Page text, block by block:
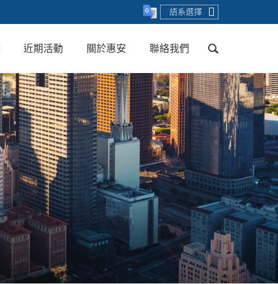
語系選擇
近期活動 關於惠安 聯絡我們
送出